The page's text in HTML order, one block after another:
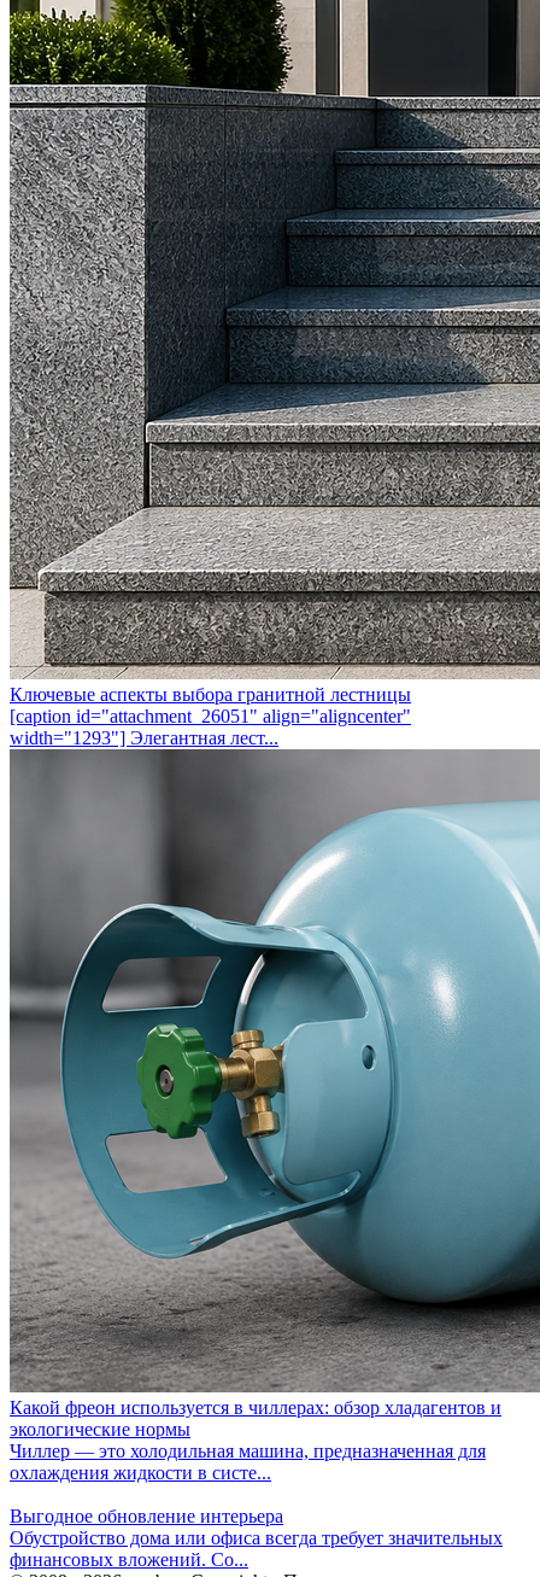
Ключевые аспекты выбора гранитной лестницы
[caption id="attachment_26051" align="aligncenter"
width="1293"] Элегантная лест...
Какой фреон используется в чиллерах: обзор хладагентов и
экологические нормы
Чиллер — это холодильная машина, предназначенная для
охлаждения жидкости в систе...
Выгодное обновление интерьера
Обустройство дома или офиса всегда требует значительных
финансовых вложений. Со...